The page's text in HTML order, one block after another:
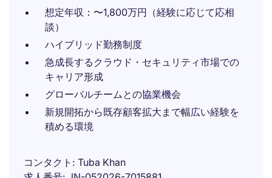
想定年収：〜1,800万円（経験に応じて応相
談）
ハイブリッド勤務制度
急成長するクラウド・セキュリティ市場での
キャリア形成
グローバルチームとの協業機会
新規開拓から既存顧客拡大まで幅広い経験を
積める環境
コンタクト
Tuba Khan